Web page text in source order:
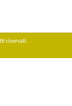
riservati.